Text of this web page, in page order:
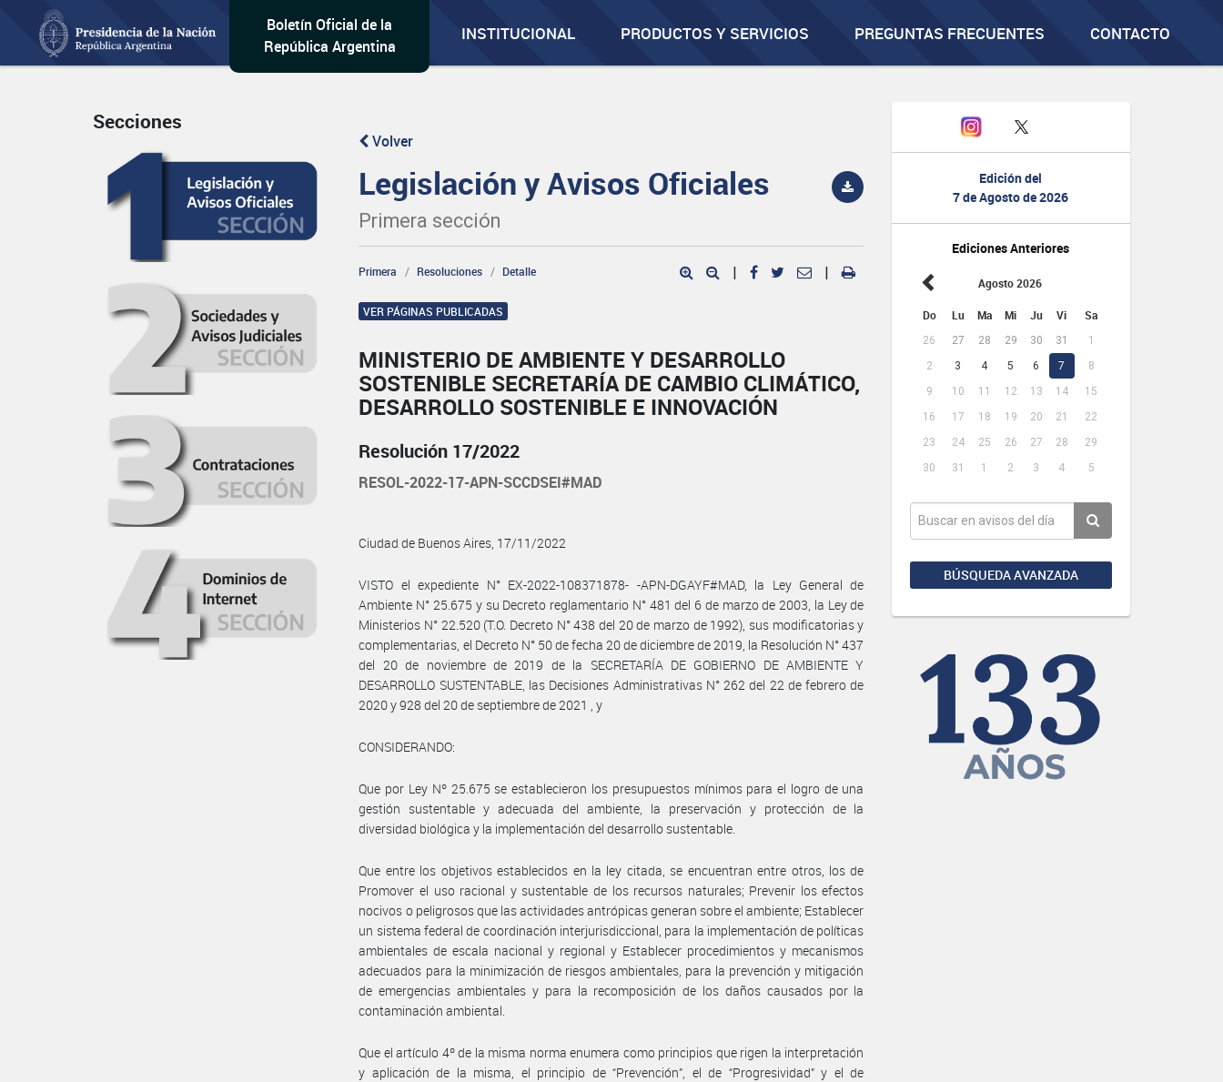
Boletín Oficial de la
República Argentina
INSTITUCIONAL PRODUCTOS Y SERVICIOS PREGUNTAS FRECUENTES CONTACTO
Edición del
7 de Agosto de 2026
Ediciones Anteriores
Agosto 2026
Do Lu Ma Mi Ju Vi Sa
26 27 28 29 30 31
1
2
3 4 5 6 7
8
9
10 11 12 13 14
15
16
17 18 19 20 21
22
23
24 25 26 27 28
29
30
31 1 2 3 4 5
BÚSQUEDA AVANZADA
Secciones
Volver
Legislación y Avisos Oficiales
Primera sección
Primera Resoluciones Detalle | |
VER PÁGINAS PUBLICADAS
MINISTERIO DE AMBIENTE Y DESARROLLO
SOSTENIBLE SECRETARÍA DE CAMBIO CLIMÁTICO,
DESARROLLO SOSTENIBLE E INNOVACIÓN
Resolución 17/2022
RESOL-2022-17-APN-SCCDSEI#MAD
Ciudad de Buenos Aires, 17/11/2022
VISTO el expediente N° EX-2022-108371878- -APN-DGAYF#MAD, la Ley General de
Ambiente N° 25.675 y su Decreto reglamentario N° 481 del 6 de marzo de 2003, la Ley de
Ministerios N° 22.520 (T.O. Decreto N° 438 del 20 de marzo de 1992), sus modificatorias y
complementarias, el Decreto N° 50 de fecha 20 de diciembre de 2019, la Resolución N° 437
del 20 de noviembre de 2019 de la SECRETARÍA DE GOBIERNO DE AMBIENTE Y
DESARROLLO SUSTENTABLE, las Decisiones Administrativas N° 262 del 22 de febrero de
2020 y 928 del 20 de septiembre de 2021 , y
CONSIDERANDO:
Que por Ley Nº 25.675 se establecieron los presupuestos mínimos para el logro de una
gestión sustentable y adecuada del ambiente, la preservación y protección de la
diversidad biológica y la implementación del desarrollo sustentable.
Que entre los objetivos establecidos en la ley citada, se encuentran entre otros, los de
Promover el uso racional y sustentable de los recursos naturales; Prevenir los efectos
nocivos o peligrosos que las actividades antrópicas generan sobre el ambiente; Establecer
un sistema federal de coordinación interjurisdiccional, para la implementación de políticas
ambientales de escala nacional y regional y Establecer procedimientos y mecanismos
adecuados para la minimización de riesgos ambientales, para la prevención y mitigación
de emergencias ambientales y para la recomposición de los daños causados por la
contaminación ambiental.
Que el artículo 4º de la misma norma enumera como principios que rigen la interpretación
y aplicación de la misma, el principio de “Prevención”, el de “Progresividad” y el de